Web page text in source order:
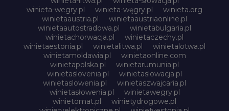
winieta-wegry.pl
winieta-węgry.pl
winieta.org
winietaaustria.pl
winietaaustriaonline.pl
winietaautostradowa.pl
winietabulgaria.pl
winietachorwacja.pl
winietaczechy.pl
winietaestonia.pl
winietalitwa.pl
winietalotwa.pl
winietamoldawia.pl
winietaonline.com
winietapolska.pl
winietarumunia.pl
winietaslovenia.pl
winietaslowacja.pl
winietaslowenia.pl
winietaszwajcaria.pl
winietasłowenia.pl
winietawegry.pl
winietomat.pl
winietydrogowe.pl